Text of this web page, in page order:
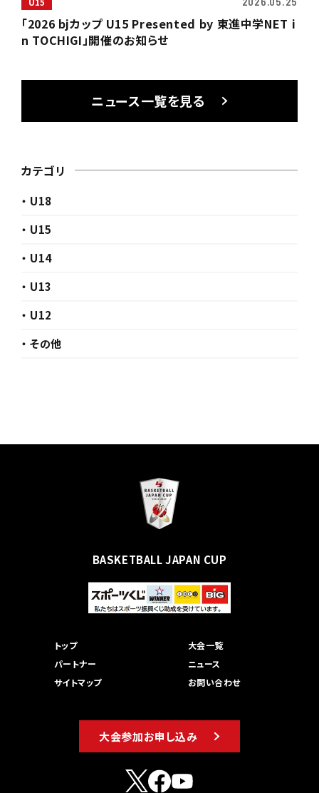
「2026 bjカップ U15 Presented by 東進中学NET i
n TOCHIGI」開催のお知らせ
ニュース一覧を見る
カテゴリ
・ U18
・ U15
・ U14
・ U13
・ U12
・ その他
BASKETBALL JAPAN CUP
トップ
大会一覧
パートナー
ニュース
サイトマップ
お問い合わせ
大会参加お申し込み